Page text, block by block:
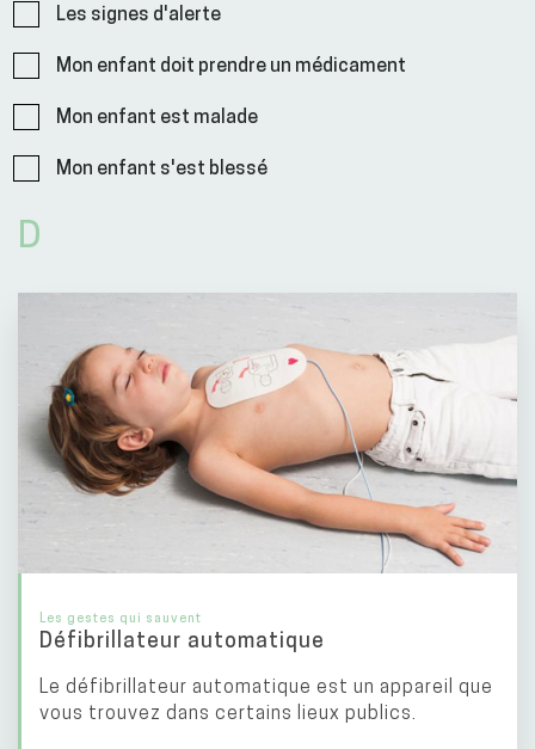
Les signes d'alerte
Mon enfant doit prendre un médicament
Mon enfant est malade
Mon enfant s'est blessé
D
Les gestes qui sauvent
Défibrillateur automatique
Le défibrillateur automatique est un appareil que
vous trouvez dans certains lieux publics.